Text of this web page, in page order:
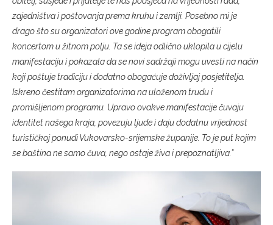
zajedništva i poštovanja prema kruhu i zemlji. Posebno mi je
drago što su organizatori ove godine program obogatili
koncertom u žitnom polju. Ta se ideja odlično uklopila u cijelu
manifestaciju i pokazala da se novi sadržaji mogu uvesti na način
koji poštuje tradiciju i dodatno obogaćuje doživljaj posjetitelja.
Iskreno čestitam organizatorima na uloženom trudu i
promišljenom programu. Upravo ovakve manifestacije čuvaju
identitet našega kraja, povezuju ljude i daju dodatnu vrijednost
turističkoj ponudi Vukovarsko-srijemske županije. To je put kojim
se baština ne samo čuva, nego ostaje živa i prepoznatljiva.”